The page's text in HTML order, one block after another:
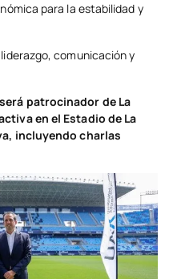
para la estabilidad y
comunicación y
patrocinador de La
en el Estadio de La
incluyendo charlas